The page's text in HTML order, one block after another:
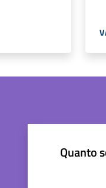
Quanto